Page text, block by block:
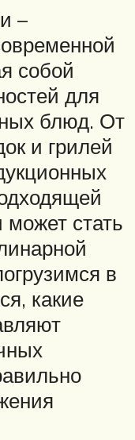
–
собой
для
блюд. От
и грилей
стать
в
какие